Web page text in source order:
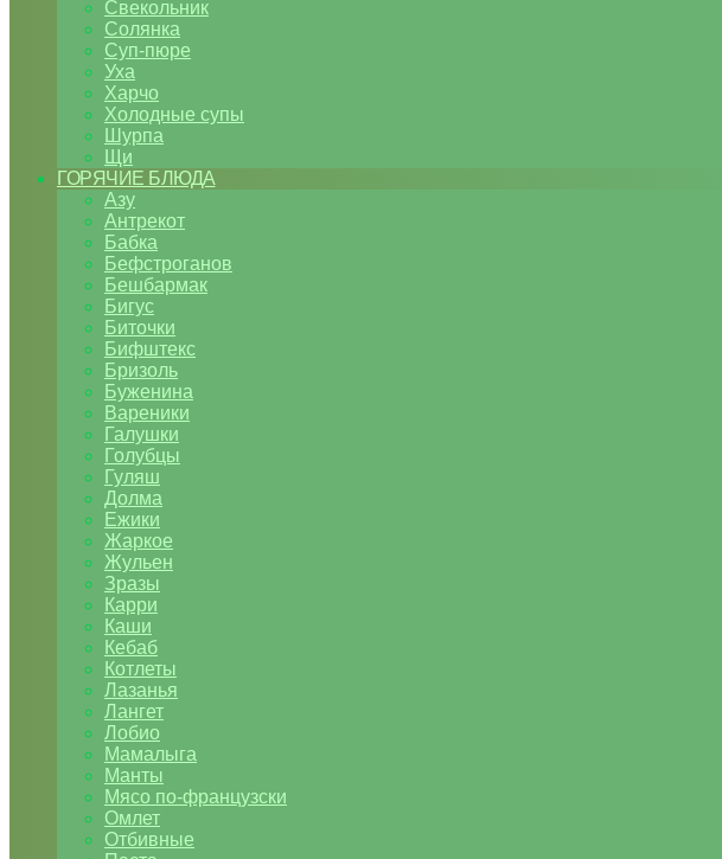
Свекольник
Солянка
Суп-пюре
Уха
Харчо
Холодные супы
Шурпа
Щи
ГОРЯЧИЕ БЛЮДА
Азу
Антрекот
Бабка
Бефстроганов
Бешбармак
Бигус
Биточки
Бифштекс
Бризоль
Буженина
Вареники
Галушки
Голубцы
Гуляш
Долма
Ежики
Жаркое
Жульен
Зразы
Карри
Каши
Кебаб
Котлеты
Лазанья
Лангет
Лобио
Мамалыга
Манты
Мясо по-французски
Омлет
Отбивные